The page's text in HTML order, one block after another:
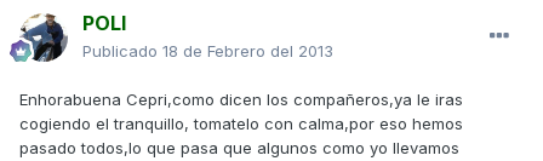
POLI
Publicado 18 de Febrero del 2013
Enhorabuena Cepri,como dicen los compañeros,ya le iras
cogiendo el tranquillo, tomatelo con calma,por eso hemos
pasado todos,lo que pasa que algunos como yo llevamos